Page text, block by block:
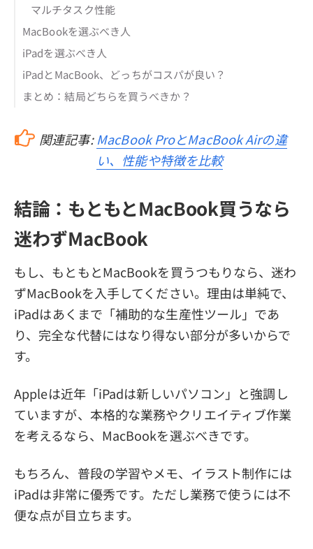
マルチタスク性能
MacBookを選ぶべき人
iPadを選ぶべき人
iPadとMacBook、どっちがコスパが良い？
まとめ：結局どちらを買うべきか？
関連記事: MacBook ProとMacBook Airの違
い、性能や特徴を比較
結論：もともとMacBook買うなら
迷わずMacBook
もし、もともとMacBookを買うつもりなら、迷わ
ずMacBookを入手してください。理由は単純で、
iPadはあくまで「補助的な生産性ツール」であ
り、完全な代替にはなり得ない部分が多いからで
す。
Appleは近年「iPadは新しいパソコン」と強調し
ていますが、本格的な業務やクリエイティブ作業
を考えるなら、MacBookを選ぶべきです。
もちろん、普段の学習やメモ、イラスト制作には
iPadは非常に優秀です。ただし業務で使うには不
便な点が目立ちます。